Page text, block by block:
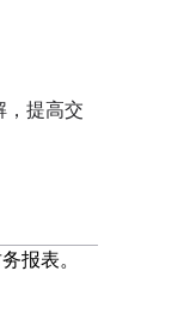
，提高交
报表。